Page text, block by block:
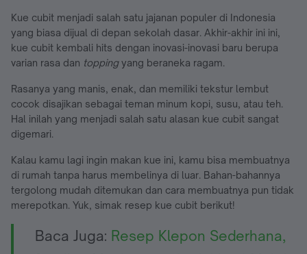
Kue cubit menjadi salah satu jajanan populer di Indonesia
yang biasa dijual di depan sekolah dasar. Akhir-akhir ini ini,
kue cubit kembali hits dengan inovasi-inovasi baru berupa
varian rasa dan toppingyang beraneka ragam.
Rasanya yang manis, enak, dan memiliki tekstur lembut
cocok disajikan sebagai teman minum kopi, susu, atau teh.
Hal inilah yang menjadi salah satu alasan kue cubit sangat
digemari.
Kalau kamu lagi ingin makan kue ini, kamu bisa membuatnya
di rumah tanpa harus membelinya di luar. Bahan-bahannya
tergolong mudah ditemukan dan cara membuatnya pun tidak
merepotkan. Yuk, simak resep kue cubit berikut!
Baca Juga: Resep Klepon Sederhana,